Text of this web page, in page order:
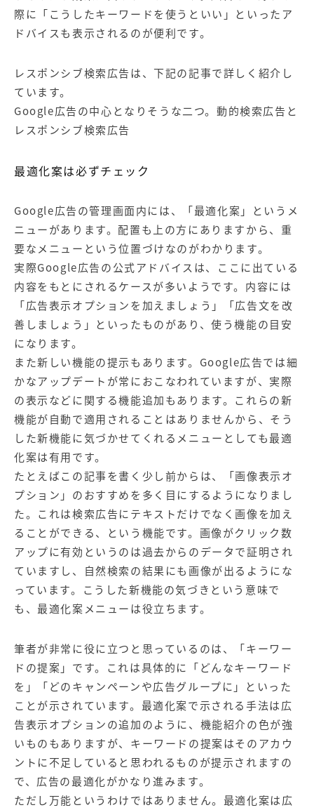
際に「こうしたキーワードを使うといい」といったア
ドバイスも表示されるのが便利です。
レスポンシブ検索広告は、下記の記事で詳しく紹介し
ています。
Google広告の中心となりそうな二つ。動的検索広告と
レスポンシブ検索広告
最適化案は必ずチェック
Google広告の管理画面内には、「最適化案」というメ
ニューがあります。配置も上の方にありますから、重
要なメニューという位置づけなのがわかります。
実際Google広告の公式アドバイスは、ここに出ている
内容をもとにされるケースが多いようです。内容には
「広告表示オプションを加えましょう」「広告文を改
善しましょう」といったものがあり、使う機能の目安
になります。
また新しい機能の提示もあります。Google広告では細
かなアップデートが常におこなわれていますが、実際
の表示などに関する機能追加もあります。これらの新
機能が自動で適用されることはありませんから、そう
した新機能に気づかせてくれるメニューとしても最適
化案は有用です。
たとえばこの記事を書く少し前からは、「画像表示オ
プション」のおすすめを多く目にするようになりまし
た。これは検索広告にテキストだけでなく画像を加え
ることができる、という機能です。画像がクリック数
アップに有効というのは過去からのデータで証明され
ていますし、自然検索の結果にも画像が出るようにな
っています。こうした新機能の気づきという意味で
も、最適化案メニューは役立ちます。
筆者が非常に役に立つと思っているのは、「キーワー
ドの提案」です。これは具体的に「どんなキーワード
を」「どのキャンペーンや広告グループに」といった
ことが示されています。最適化案で示される手法は広
告表示オプションの追加のように、機能紹介の色が強
いものもありますが、キーワードの提案はそのアカウ
ントに不足していると思われるものが提示されますの
で、広告の最適化がかなり進みます。
ただし万能というわけではありません。最適化案は広